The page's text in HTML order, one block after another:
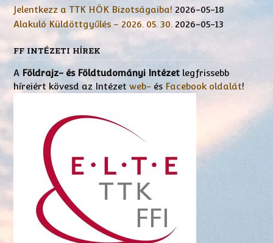
Jelentkezz a TTK HÖK Bizotságaiba! 2026-05-18
Alakuló Küldöttgyűlés – 2026. 05. 30. 2026-05-13
FF INTÉZETI HÍREK
A Földrajz- és Földtudományi Intézet legfrissebb
híreiért kövesd az Intézet web- és Facebook oldalát!